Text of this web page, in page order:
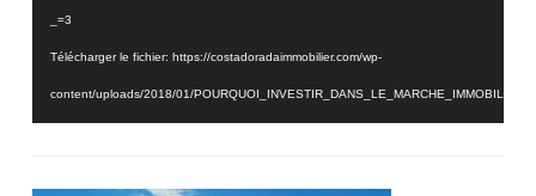
_=3
Télécharger le fichier: https://costadoradaimmobilier.com/wp-
content/uploads/2018/01/